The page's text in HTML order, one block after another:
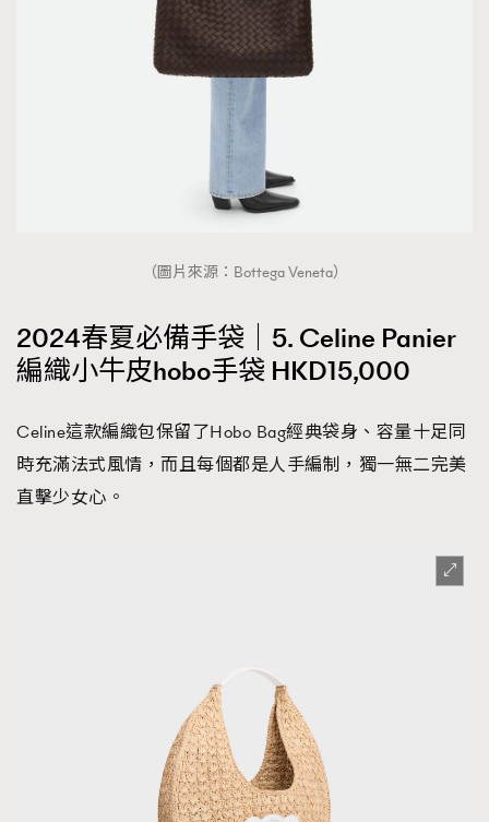
（圖片來源：Bottega Veneta）
2024春夏必備手袋｜5. Celine Panier
編織小牛皮hobo手袋 HKD15,000
Celine這款編織包保留了Hobo Bag經典袋身、容量十足同
時充滿法式風情，而且每個都是人手編制，獨一無二完美
直擊少女心。